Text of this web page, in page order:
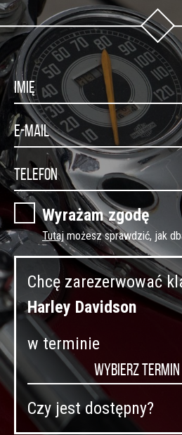
Wyrażam zgodę
Tutajmożesz sprawdzić, jak
Chcę zarezerwować
Harley Davidson
w terminie
Czy jest dostępny?